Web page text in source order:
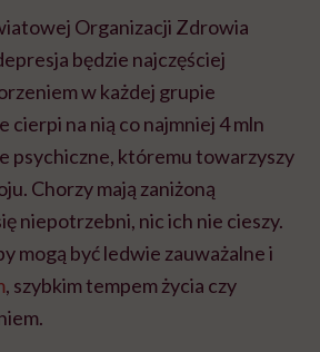
Organizacji Zdrowia
będzie najczęściej
w każdej grupie
cierpi na nią co najmniej 4 mln
psychiczne, któremu towarzyszy
Chorzy mają zaniżoną
niepotrzebni, nic ich nie cieszy.
mogą być ledwie zauważalne i
, szybkim tempem życia czy